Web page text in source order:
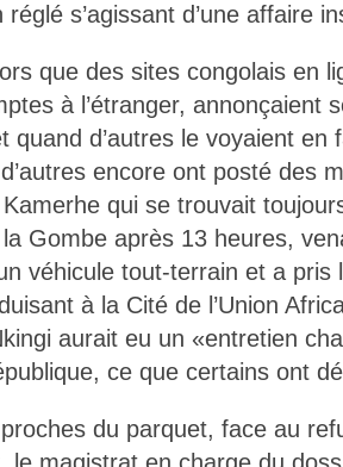
réglé s’agissant d’une affaire
que des sites congolais en
à l’étranger, annonçaient
quand d’autres le voyaient en
encore ont posté des
qui se trouvait
Gombe après 13 heures,
véhicule tout-terrain et a pris
à la Cité de l’Union
aurait eu un «entretien
ce que certains ont
du parquet, face au